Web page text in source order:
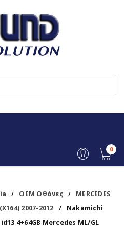
0
/ OEM Οθόνες / MERCEDES
2007-2012 /
Nakamichi
4+64GB Mercedes ML/GL